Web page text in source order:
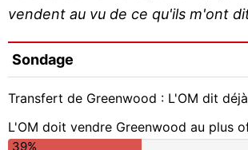
vendent au vu de ce qu'ils m'ont
Sondage
Transfert de Greenwood : L'OM dit
L'OM doit vendre Greenwood au plus
39%